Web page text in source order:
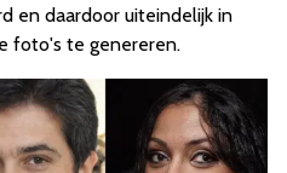
en daardoor uiteindelijk in
foto's te genereren.